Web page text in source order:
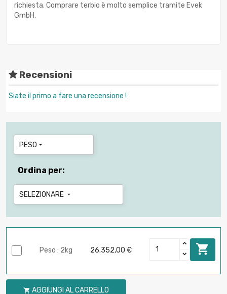
richiesta. Comprare terbio è molto semplice tramite Evek
GmbH.
Recensioni
Siate il primo a fare una recensione !
PESO 
Ordina per:
SELEZIONARE 
Peso : 2kg 26.352,00 € 
 AGGIUNGI AL CARRELLO